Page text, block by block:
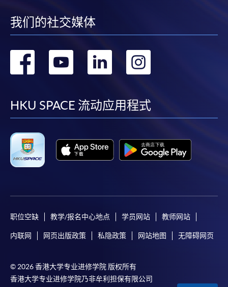
我们的社交媒体
转
facebook
转
youtube
转
linkedin
转
HKU SPACE 流动应用程式
职位空缺 教学/报名中心地点 学员网站 教师网站
内联网 网页出版政策 私隐政策 网站地图 无障碍网页
© 2026 香港大学专业进修学院 版权所有
香港大学专业进修学院乃非牟利担保有限公司